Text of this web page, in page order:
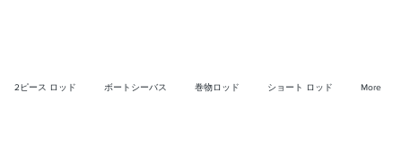
2ピース ロッド ボートシーバス 巻物ロッド ショート ロッド More